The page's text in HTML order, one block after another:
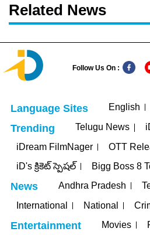
Related News
Follow Us On :
Language Sites English
Trending Telugu News
iDream FilmNager
OTT
iD's క్రికెట్ స్పెషల్
Bigg Boss 8
News Andhra Pradesh
International
National
Entertainment Movies